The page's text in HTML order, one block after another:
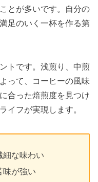
とが多いです。自分の
足のいく一杯を作る第
トです。浅煎り、中煎
って、コーヒーの風味
合った焙煎度を見つけ
イフが実現します。
細な味わい
味が強い